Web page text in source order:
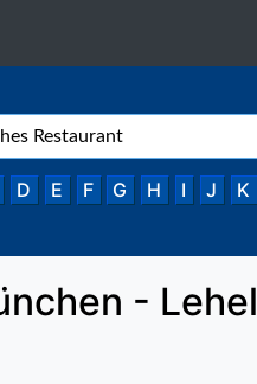
D E F G H I J K
- Lehel